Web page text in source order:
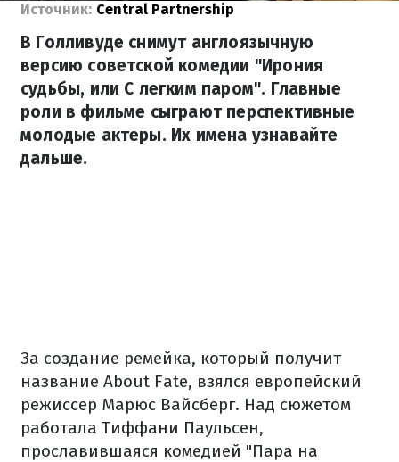
Источник: Central Partnership
В Голливуде снимут англоязычную
версию советской комедии "Ирония
судьбы, или С легким паром". Главные
роли в фильме сыграют перспективные
молодые актеры. Их имена узнавайте
дальше.
За создание ремейка, который получит
название About Fate, взялся европейский
режиссер Марюс Вайсберг. Над сюжетом
работала Тиффани Паульсен,
прославившаяся комедией "Пара на